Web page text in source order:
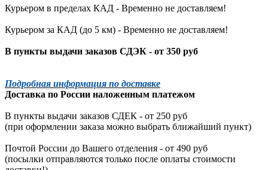
Курьером в пределах КАД - Временно не доставляем!
Курьером за КАД (до 5 км) - Временно не доставляем!
В пункты выдачи заказов СДЭК - от 350 руб
Подробная информация по доставке
Доставка по России наложенным платежом
В пункты выдачи заказов СДЕК - от 250 руб
(при оформлении заказа можно выбрать ближайший пункт)
Почтой России до Вашего отделения - от 490 руб
(посылки отправляются только после оплаты стоимости